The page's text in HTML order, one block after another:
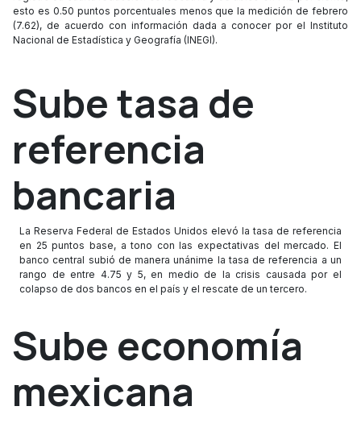
esto es 0.50 puntos porcentuales menos que la medición de febrero
(7.62), de acuerdo con información dada a conocer por el Instituto
Nacional de Estadística y Geografía (INEGI).
Sube tasa de
referencia
bancaria
La Reserva Federal de Estados Unidos elevó la tasa de referencia
en 25 puntos base, a tono con las expectativas del mercado. El
banco central subió de manera unánime la tasa de referencia a un
rango de entre 4.75 y 5, en medio de la crisis causada por el
colapso de dos bancos en el país y el rescate de un tercero.
Sube economía
mexicana